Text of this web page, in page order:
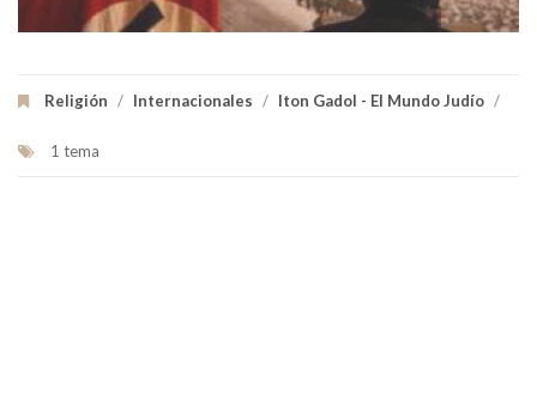
Religión / Internacionales / Iton Gadol - El Mundo Judío /
1 tema